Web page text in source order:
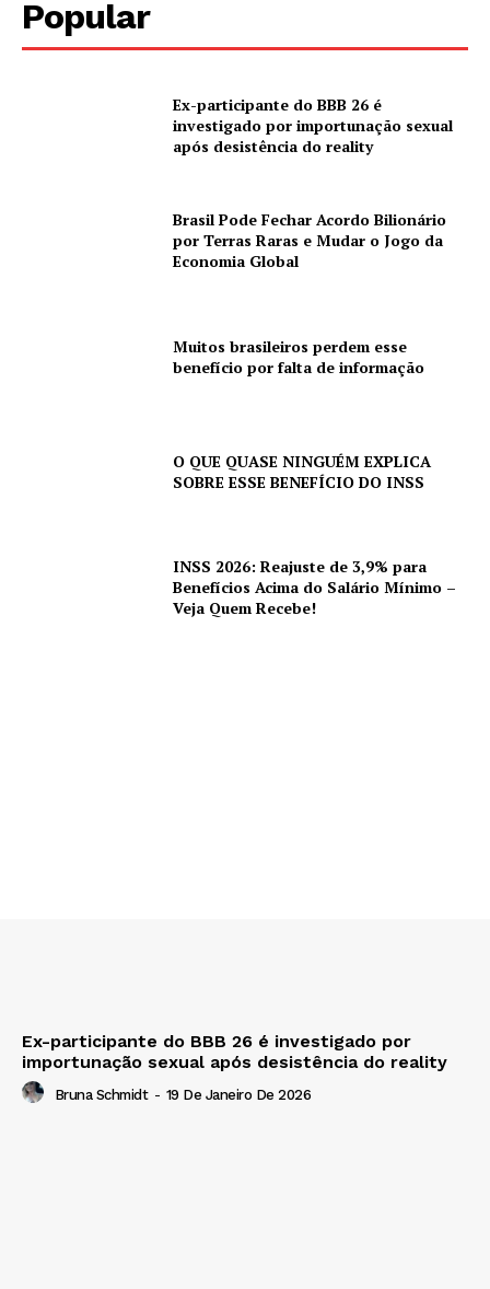
Popular
Ex-participante do BBB 26 é
investigado por importunação sexual
após desistência do reality
Brasil Pode Fechar Acordo Bilionário
por Terras Raras e Mudar o Jogo da
Economia Global
Muitos brasileiros perdem esse
benefício por falta de informação
O QUE QUASE NINGUÉM EXPLICA
SOBRE ESSE BENEFÍCIO DO INSS
INSS 2026: Reajuste de 3,9% para
Benefícios Acima do Salário Mínimo –
Veja Quem Recebe!
Ex-participante do BBB 26 é investigado por
importunação sexual após desistência do reality
Bruna Schmidt - 19 De Janeiro De 2026